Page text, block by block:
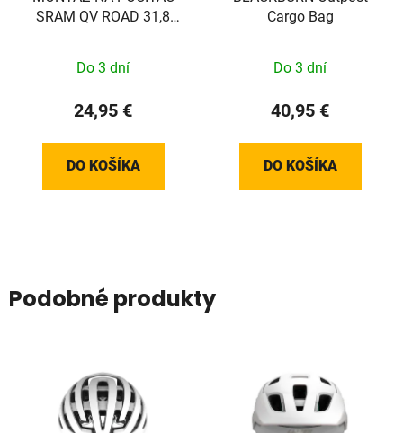
SRAM QV ROAD 31,8
Do 3 dní
24,95 €
DO KOŠÍKA
Cargo Bag
Do 3 dní
40,95 €
DO KOŠÍKA
Podobné produkty